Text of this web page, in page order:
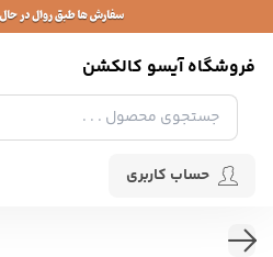
فروشگاه آیسو کالکشن
حساب کاربری